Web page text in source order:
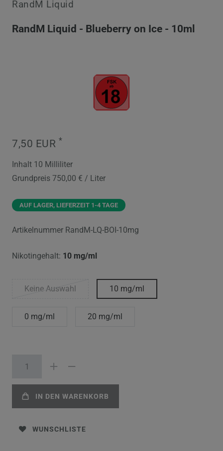
RandM Liquid
RandM Liquid - Blueberry on Ice - 10ml
7,50 EUR *
Inhalt 10 Milliliter
Grundpreis 750,00 € / Liter
AUF LAGER, LIEFERZEIT 1-4 TAGE
Artikelnummer RandM-LQ-BOI-10mg
Nikotingehalt: 10 mg/ml
Keine Auswahl 10 mg/ml
0 mg/ml 20 mg/ml
IN DEN WARENKORB
WUNSCHLISTE